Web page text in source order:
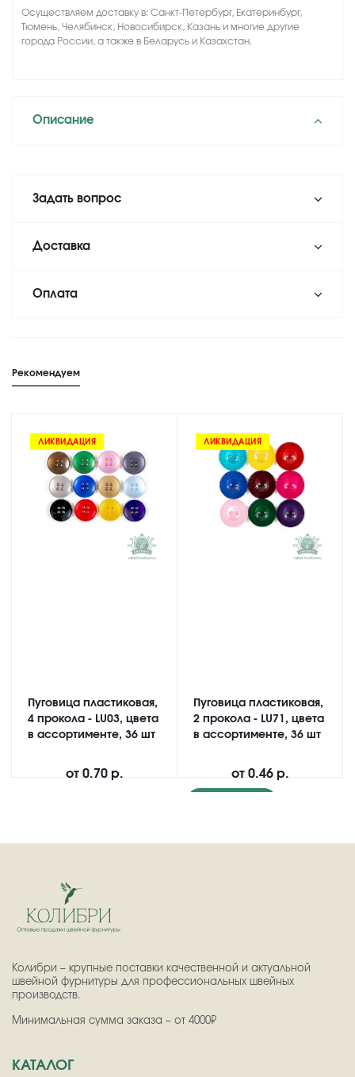
Осуществляем доставку в: Санкт-Петербург, Екатеринбург,
Тюмень, Челябинск, Новосибирск, Казань и многие другие
города России, а также в Беларусь и Казахстан.
Описание
Задать вопрос
Доставка
Оплата
Рекомендуем
ЛИКВИДАЦИЯ
Пуговица пластиковая,
4 прокола - LU03, цвета
в ассортименте, 36 шт
от 0.70 р.
ЛИКВИДАЦИЯ
Пуговица пластиковая,
2 прокола - LU71, цвета
в ассортименте, 36 шт
от 0.46 р.
Колибри – крупные поставки качественной и актуальной
швейной фурнитуры для профессиональных швейных
производств.
Минимальная сумма заказа – от 4000₽
КАТАЛОГ